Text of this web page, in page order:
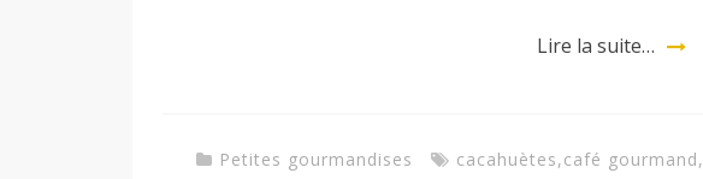
Lire la suite…
Petites gourmandises cacahuètes,café gourmand,